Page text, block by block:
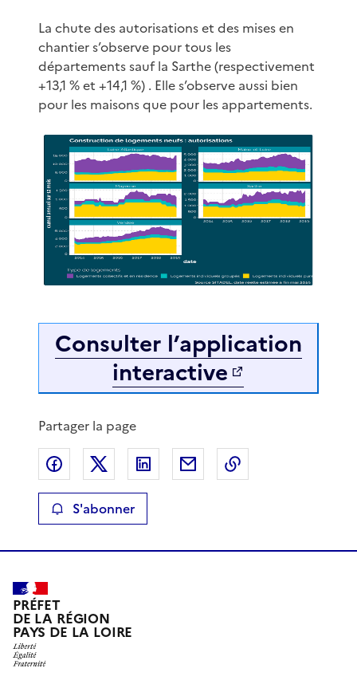
La chute des autorisations et des mises en
chantier s’observe pour tous les
départements sauf la Sarthe (respectivement
+13,1 % et +14,1 %) . Elle s’observe aussi bien
pour les maisons que pour les appartements.
Consulter l’application
interactive
Partager la page
Partager sur Facebook
Partager sur XPartager sur LinkedIn
Partager par email
S'abonner
PRÉFET
DE LA RÉGION
PAYS DE LA LOIRE